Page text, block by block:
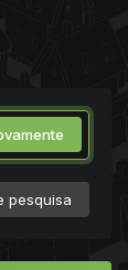
pesquisa